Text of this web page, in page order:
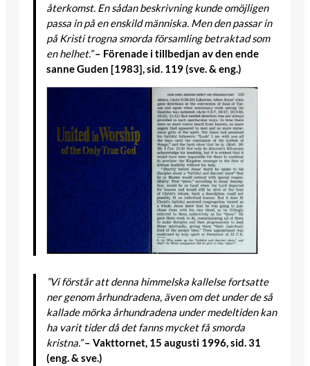
återkomst. En sådan beskrivning kunde omöjligen
passa in på en enskild människa. Men den passar in
på Kristi trogna smorda församling betraktad som
en helhet.”– Förenade i tillbedjan av den ende
sanne Guden [1983], sid. 119 (sve. & eng.)
”Vi förstår att denna himmelska kallelse fortsatte
ner genom århundradena, även om det under de så
kallade mörka århundradena under medeltiden kan
ha varit tider då det fanns mycket få smorda
kristna.”– Vakttornet, 15 augusti 1996, sid. 31
(eng. & sve.)